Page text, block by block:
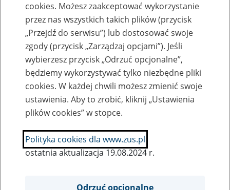
Baza zlikwidowanych lub
przekształconych zakładów pracy
Nazwa zakładu pracy:
SZUKAJ
cookies. Możesz zaakceptować wykorzystanie
przez nas wszystkich takich plików (przycisk
„Przejdź do serwisu”) lub dostosować swoje
zgody (przycisk „Zarządzaj opcjami”). Jeśli
wybierzesz przycisk „Odrzuć opcjonalne”,
będziemy wykorzystywać tylko niezbędne pliki
cookies. W każdej chwili możesz zmienić swoje
ustawienia. Aby to zrobić, kliknij „Ustawienia
plików cookies” w stopce.
Polityka cookies dla www.zus.pl
ostatnia aktualizacja 19.08.2024 r.
Odrzuć opcjonalne